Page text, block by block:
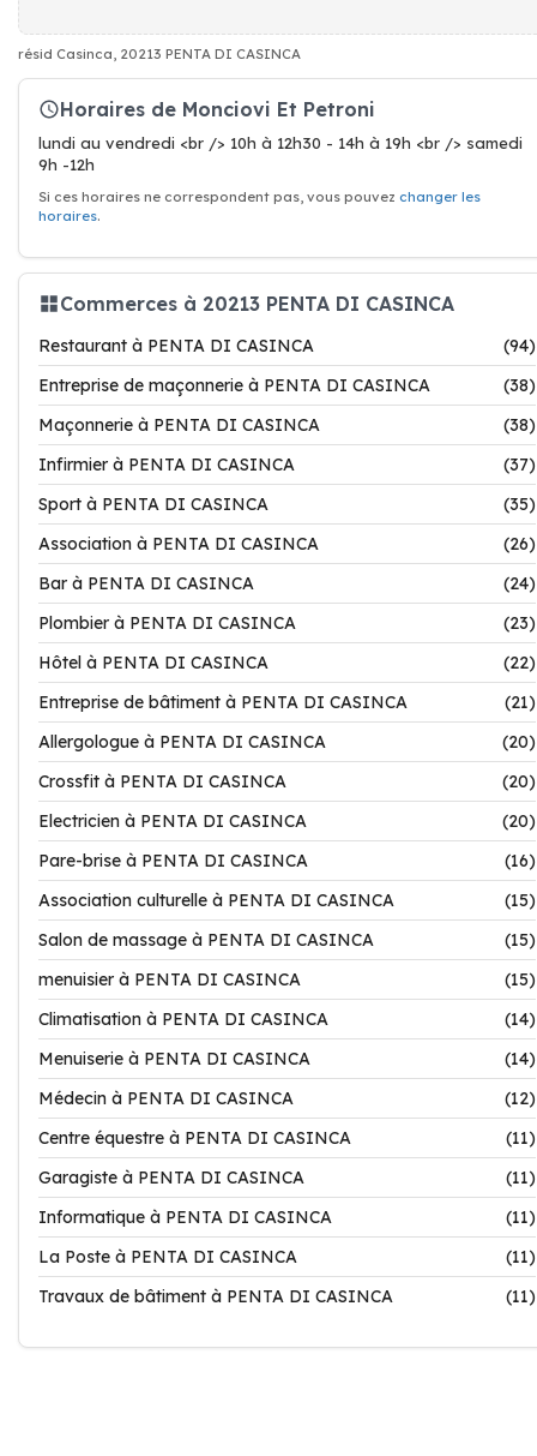
résid Casinca, 20213 PENTA DI CASINCA
Horaires de Monciovi Et Petroni
lundi au vendredi <br /> 10h à 12h30 - 14h à 19h <br /> samedi
9h -12h
Si ces horaires ne correspondent pas, vous pouvez changer les
horaires.
Commerces à 20213 PENTA DI CASINCA
Restaurant à PENTA DI CASINCA
(94)
Entreprise de maçonnerie à PENTA DI CASINCA
(38)
Maçonnerie à PENTA DI CASINCA
(38)
Infirmier à PENTA DI CASINCA
(37)
Sport à PENTA DI CASINCA
(35)
Association à PENTA DI CASINCA
(26)
Bar à PENTA DI CASINCA
(24)
Plombier à PENTA DI CASINCA
(23)
Hôtel à PENTA DI CASINCA
(22)
Entreprise de bâtiment à PENTA DI CASINCA
(21)
Allergologue à PENTA DI CASINCA
(20)
Crossfit à PENTA DI CASINCA
(20)
Electricien à PENTA DI CASINCA
(20)
Pare-brise à PENTA DI CASINCA
(16)
Association culturelle à PENTA DI CASINCA
(15)
Salon de massage à PENTA DI CASINCA
(15)
menuisier à PENTA DI CASINCA
(15)
Climatisation à PENTA DI CASINCA
(14)
Menuiserie à PENTA DI CASINCA
(14)
Médecin à PENTA DI CASINCA
(12)
Centre équestre à PENTA DI CASINCA
(11)
Garagiste à PENTA DI CASINCA
(11)
Informatique à PENTA DI CASINCA
(11)
La Poste à PENTA DI CASINCA
(11)
Travaux de bâtiment à PENTA DI CASINCA
(11)